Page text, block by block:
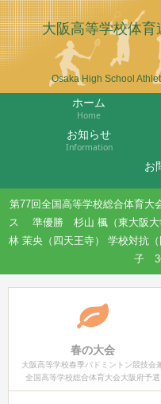
大阪高等学校体
Osaka High School
ホーム
Home
お知らせ
Information
お
第77回全国高等学校総合体育
ス 準優勝 杉山 楓（東大阪
林 茉央（四天王寺） 学校対抗
子 3
春の大会
大阪高等学校春季バドミントン競技会
全国高等学校総合体育大会大阪府予選